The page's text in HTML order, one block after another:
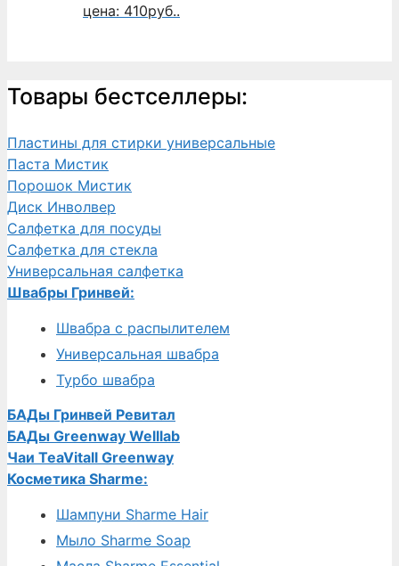
цена: 410руб..
Товары бестселлеры:
Пластины для стирки универсальные
Паста Мистик
Порошок Мистик
Диск Инволвер
Салфетка для посуды
Салфетка для стекла
Универсальная салфетка
Швабры Гринвей:
Швабра с распылителем
Универсальная швабра
Турбо швабра
БАДы Гринвей Ревитал
БАДы Greenway Welllab
Чаи TeaVitall Greenway
Косметика Sharme:
Шампуни Sharme Hair
Мыло Sharme Soap